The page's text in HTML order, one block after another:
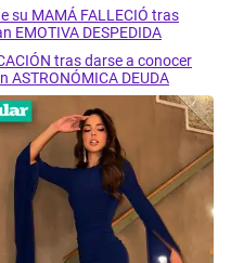
su MAMÁ FALLECIÓ tras
EMOTIVA DESPEDIDA
tras darse a conocer
DEUDA